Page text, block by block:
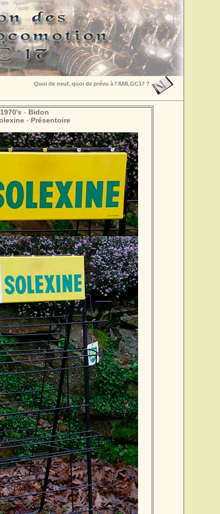
Quoi de neuf, quoi de prévu à l'AMLGC17 ?
1970's - Bidon
- Présentoire